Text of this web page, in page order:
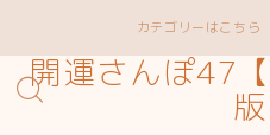
カテゴリーはこちら
開運さんぽ47
版
MENU